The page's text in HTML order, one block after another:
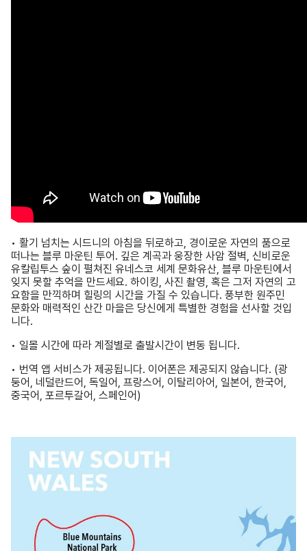
• 활기 넘치는 시드니의 아침을 뒤로하고, 경이로운 자연의 품으로
떠나는 블루 마운틴 투어. 깊은 계곡과 웅장한 사암 절벽, 신비로운
유칼립투스 숲이 펼쳐진 유네스코 세계 문화유산, 블루 마운틴에서
잊지 못할 추억을 만드세요. 하이킹, 사진 촬영, 혹은 그저 자연의 고
요함을 만끽하며 힐링의 시간을 가질 수 있습니다. 풍부한 원주민
문화와 매력적인 산간 마을은 당신에게 특별한 경험을 선사할 것입
니다.
• 일몰 시간에 따라 계절별로 출발시간이 변동 됩니다.
• 번역 앱 서비스가 제공됩니다. 이어폰은 제공되지 않습니다. (광
둥어, 네덜란드어, 독일어, 프랑스어, 이탈리아어, 일본어, 한국어,
중국어, 포르투갈어, 스페인어)